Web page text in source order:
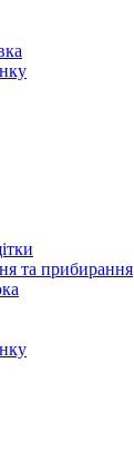
та прибирання